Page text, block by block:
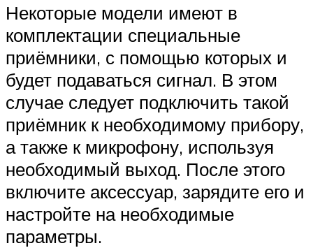
Некоторые модели имеют в
комплектации специальные
приёмники, с помощью которых и
будет подаваться сигнал. В этом
случае следует подключить такой
приёмник к необходимому прибору,
а также к микрофону, используя
необходимый выход. После этого
включите аксессуар, зарядите его и
настройте на необходимые
параметры.